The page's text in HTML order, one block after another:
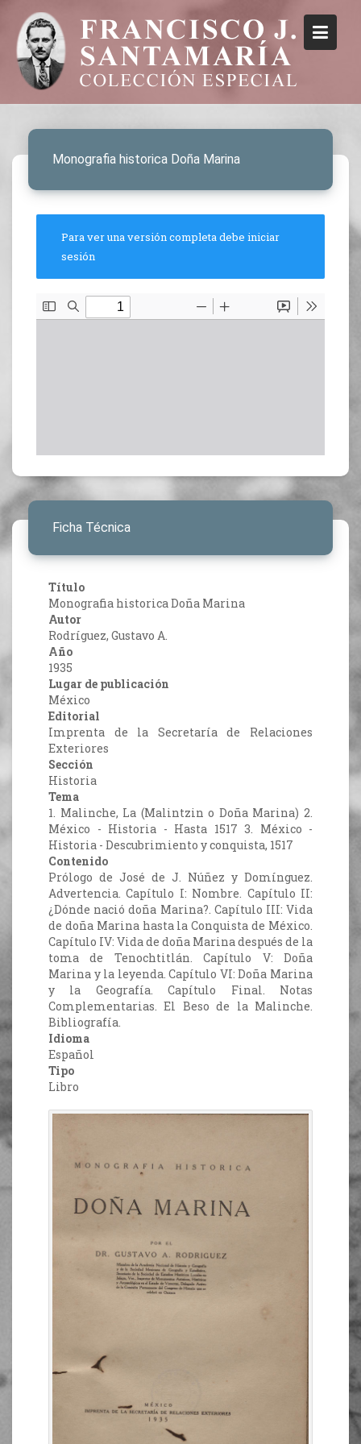
Monografia historica Doña Marina
Para ver una versión completa debe iniciar
sesión
Ficha Técnica
Título
Monografia historica Doña Marina
Autor
Rodríguez, Gustavo A.
Año
1935
Lugar de publicación
México
Editorial
Imprenta de la Secretaría de Relaciones
Exteriores
Sección
Historia
Tema
1. Malinche, La (Malintzin o Doña Marina) 2.
México - Historia - Hasta 1517 3. México -
Historia - Descubrimiento y conquista, 1517
Contenido
Prólogo de José de J. Núñez y Domínguez.
Advertencia. Capítulo I: Nombre. Capítulo II:
¿Dónde nació doña Marina?. Capítulo III: Vida
de doña Marina hasta la Conquista de México.
Capítulo IV: Vida de doña Marina después de la
toma de Tenochtitlán. Capítulo V: Doña
Marina y la leyenda. Capítulo VI: Doña Marina
y la Geografía. Capítulo Final. Notas
Complementarias. El Beso de la Malinche.
Bibliografía.
Idioma
Español
Tipo
Libro